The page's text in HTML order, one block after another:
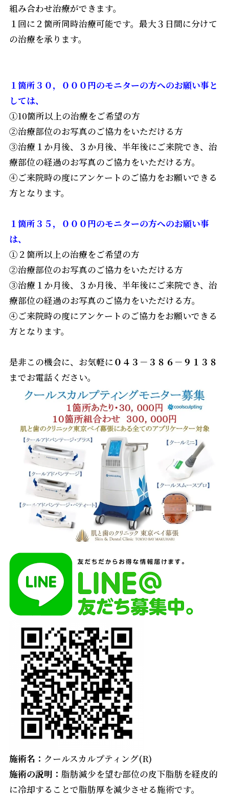
組み合わせ治療ができます。
１回に２箇所同時治療可能です。最大３日間に分けて
の治療を承ります。
１箇所３０，０００円のモニターの方へのお願い事と
しては、
①10箇所以上の治療をご希望の方
②治療部位のお写真のご協力をいただける方
③治療１か月後、３か月後、半年後にご来院でき、治
療部位の経過のお写真のご協力をいただける方。
④ご来院時の度にアンケートのご協力をお願いできる
方となります。
１箇所３５，０００円のモニターの方へのお願い事
は、
①２箇所以上の治療をご希望の方
②治療部位のお写真のご協力をいただける方
③治療１か月後、３か月後、半年後にご来院でき、治
療部位の経過のお写真のご協力をいただける方。
④ご来院時の度にアンケートのご協力をお願いできる
方となります。
是非この機会に、お気軽に０４３－３８６－９１３８
までお電話ください。
施術名： クールスカルプティング(R)
施術の説明： 脂肪減少を望む部位の皮下脂肪を経皮的
に冷却することで脂肪厚を減少させる施術です。